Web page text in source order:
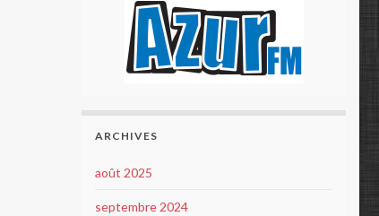
ARCHIVES
août 2025
septembre 2024